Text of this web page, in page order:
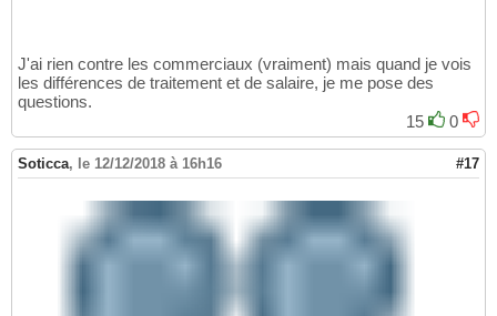
J'ai rien contre les commerciaux (vraiment) mais quand je vois
les différences de traitement et de salaire, je me pose des
questions.
15
0
Soticca, le 12/12/2018 à 16h16 #17